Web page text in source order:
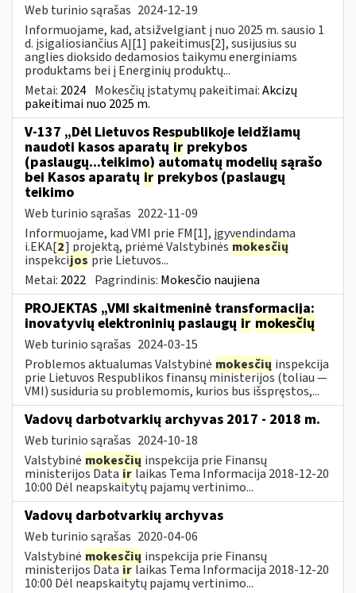
Web turinio sąrašas 2024-12-19
Informuojame, kad, atsižvelgiant į nuo 2025 m. sausio 1
d. įsigaliosiančius AĮ[1] pakeitimus[2], susijusius su
anglies dioksido dedamosios taikymu energiniams
produktams bei į Energinių produktų...
Metai: 2024 Mokesčių įstatymų pakeitimai:Akcizų
pakeitimai nuo 2025 m.
V-137 „Dėl Lietuvos Respublikoje leidžiamų
naudoti kasos aparatų ir prekybos
(paslaugų...teikimo) automatų modelių sąrašo
bei Kasos aparatų ir prekybos (paslaugų
teikimo
Web turinio sąrašas 2022-11-09
Informuojame, kad VMI prie FM[1], įgyvendindama
i.EKA[2] projektą, priėmė Valstybinės mokesčių
inspekcijos prie Lietuvos...
Metai: 2022 Pagrindinis: Mokesčio naujiena
PROJEKTAS „VMI skaitmeninė transformacija:
inovatyvių elektroninių paslaugų ir mokesčių
Web turinio sąrašas 2024-03-15
Problemos aktualumas Valstybinė mokesčių inspekcija
prie Lietuvos Respublikos finansų ministerijos (toliau ―
VMI) susiduria su problemomis, kurios bus išspręstos,...
Vadovų darbotvarkių archyvas 2017 - 2018 m.
Web turinio sąrašas 2024-10-18
Valstybinė mokesčių inspekcija prie Finansų
ministerijos Datairlaikas Tema Informacija 2018-12-20
10:00 Dėl neapskaitytų pajamų vertinimo...
Vadovų darbotvarkių archyvas
Web turinio sąrašas 2020-04-06
Valstybinė mokesčių inspekcija prie Finansų
ministerijos Datairlaikas Tema Informacija 2018-12-20
10:00 Dėl neapskaitytų pajamų vertinimo...